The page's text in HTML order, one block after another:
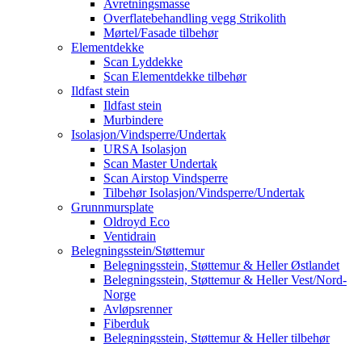
Avretningsmasse
Overflatebehandling vegg Strikolith
Mørtel/Fasade tilbehør
Elementdekke
Scan Lyddekke
Scan Elementdekke tilbehør
Ildfast stein
Ildfast stein
Murbindere
Isolasjon/Vindsperre/Undertak
URSA Isolasjon
Scan Master Undertak
Scan Airstop Vindsperre
Tilbehør Isolasjon/Vindsperre/Undertak
Grunnmursplate
Oldroyd Eco
Ventidrain
Belegningsstein/Støttemur
Belegningsstein, Støttemur & Heller Østlandet
Belegningsstein, Støttemur & Heller Vest/Nord-
Norge
Avløpsrenner
Fiberduk
Belegningsstein, Støttemur & Heller tilbehør